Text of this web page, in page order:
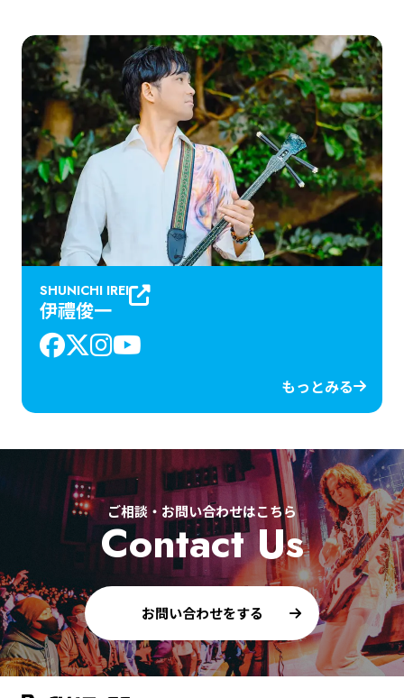
SHUNICHI IREI
伊禮俊一
もっとみる
ご相談・お問い合わせはこちら
Contact Us
お問い合わせをする